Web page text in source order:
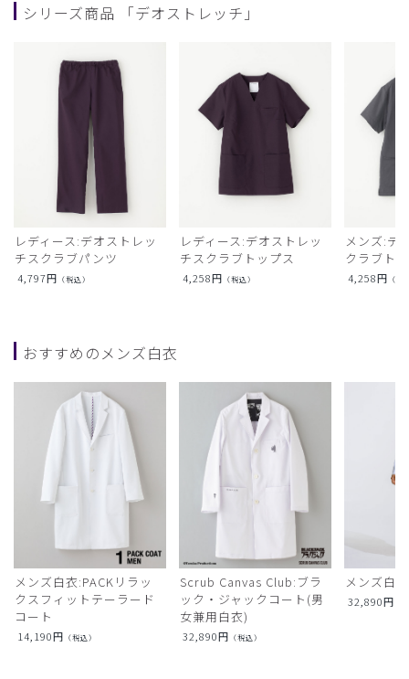
シリーズ商品 「デオストレッチ」
レディース:デオストレッ
チスクラブパンツ
4,797円 （税込）
レディース:デオストレッ
チスクラブトップス
4,258円 （税込）
メンズ:デ
クラブト
4,258円 （税
おすすめのメンズ白衣
メンズ白衣:PACKリラッ
クスフィットテーラード
コート
14,190円 （税込）
Scrub Canvas Club:ブラ
ック・ジャックコート(男
女兼用白衣)
32,890円 （税込）
メンズ白
32,890円